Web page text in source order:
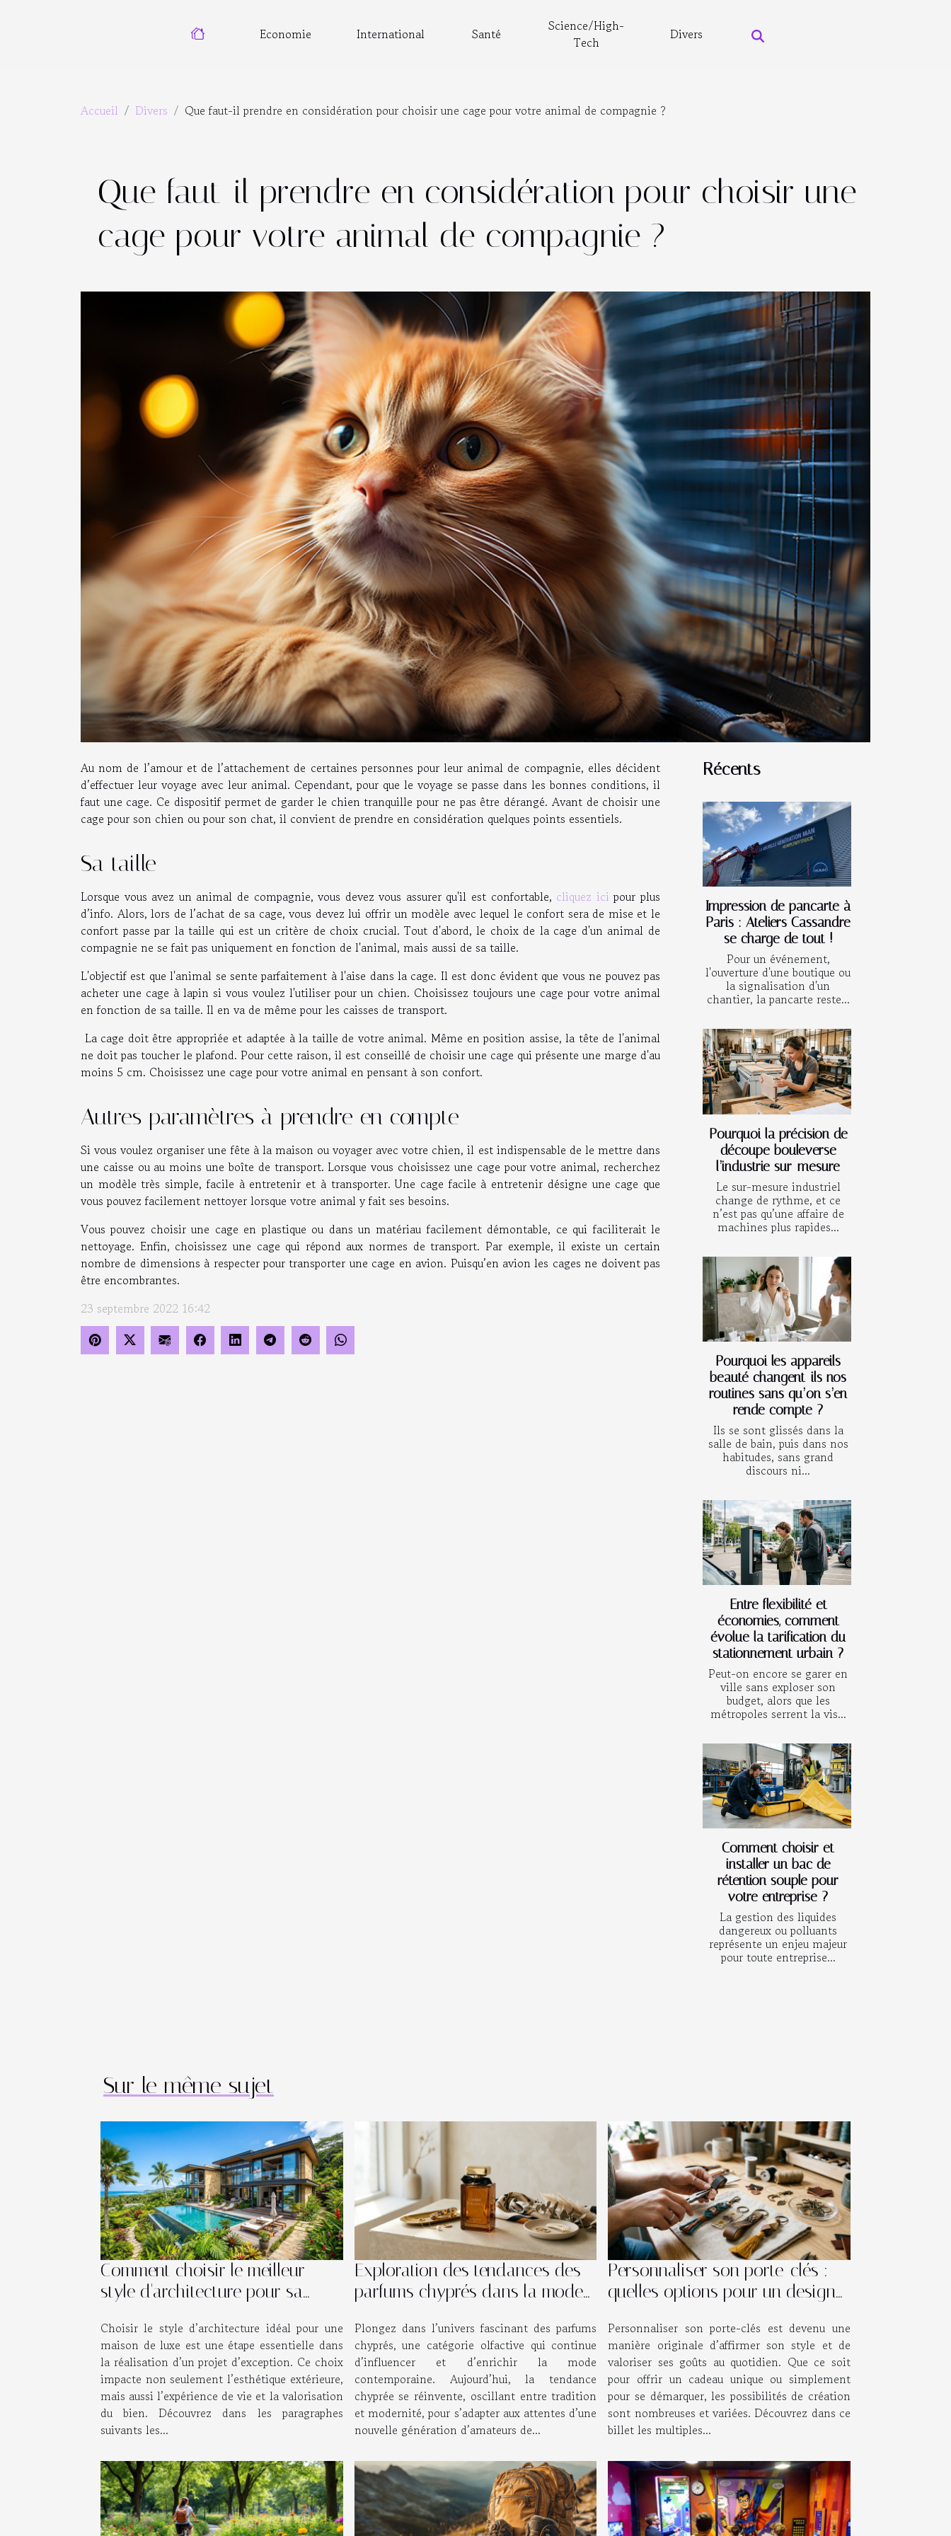
Economie International Santé
Science/High-
Tech
Divers
Accueil Divers Que faut-il prendre en considération pour choisir une cage pour votre animal de compagnie ?
Que faut-il prendre en considération pour choisir une
cage pour votre animal de compagnie ?
Au nom de l’amour et de l’attachement de certaines personnes pour leur animal de compagnie, elles décident
d’effectuer leur voyage avec leur animal. Cependant, pour que le voyage se passe dans les bonnes conditions, il
faut une cage. Ce dispositif permet de garder le chien tranquille pour ne pas être dérangé. Avant de choisir une
cage pour son chien ou pour son chat, il convient de prendre en considération quelques points essentiels.
Sa taille
Lorsque vous avez un animal de compagnie, vous devez vous assurer qu'il est confortable, cliquez ici pour plus
d’info. Alors, lors de l’achat de sa cage, vous devez lui offrir un modèle avec lequel le confort sera de mise et le
confort passe par la taille qui est un critère de choix crucial. Tout d'abord, le choix de la cage d'un animal de
compagnie ne se fait pas uniquement en fonction de l'animal, mais aussi de sa taille.
L'objectif est que l'animal se sente parfaitement à l'aise dans la cage. Il est donc évident que vous ne pouvez pas
acheter une cage à lapin si vous voulez l'utiliser pour un chien. Choisissez toujours une cage pour votre animal
en fonction de sa taille. Il en va de même pour les caisses de transport.
La cage doit être appropriée et adaptée à la taille de votre animal. Même en position assise, la tête de l'animal
ne doit pas toucher le plafond. Pour cette raison, il est conseillé de choisir une cage qui présente une marge d'au
moins 5 cm. Choisissez une cage pour votre animal en pensant à son confort.
Autres paramètres à prendre en compte
Si vous voulez organiser une fête à la maison ou voyager avec votre chien, il est indispensable de le mettre dans
une caisse ou au moins une boîte de transport. Lorsque vous choisissez une cage pour votre animal, recherchez
un modèle très simple, facile à entretenir et à transporter. Une cage facile à entretenir désigne une cage que
vous pouvez facilement nettoyer lorsque votre animal y fait ses besoins.
Vous pouvez choisir une cage en plastique ou dans un matériau facilement démontable, ce qui faciliterait le
nettoyage. Enfin, choisissez une cage qui répond aux normes de transport. Par exemple, il existe un certain
nombre de dimensions à respecter pour transporter une cage en avion. Puisqu’en avion les cages ne doivent pas
être encombrantes.
23 septembre 2022 16:42
Récents
Impression de pancarte à
Paris : Ateliers Cassandre
se charge de tout !
Pour un événement,
l'ouverture d'une boutique ou
la signalisation d'un
chantier, la pancarte reste...
Pourquoi la précision de
découpe bouleverse
l’industrie sur-mesure
Le sur-mesure industriel
change de rythme, et ce
n’est pas qu’une affaire de
machines plus rapides...
Pourquoi les appareils
beauté changent-ils nos
routines sans qu’on s’en
rende compte ?
Ils se sont glissés dans la
salle de bain, puis dans nos
habitudes, sans grand
discours ni...
Entre flexibilité et
économies, comment
évolue la tarification du
stationnement urbain ?
Peut-on encore se garer en
ville sans exploser son
budget, alors que les
métropoles serrent la vis...
Comment choisir et
installer un bac de
rétention souple pour
votre entreprise ?
La gestion des liquides
dangereux ou polluants
représente un enjeu majeur
pour toute entreprise...
Sur le même sujet
Comment choisir le meilleur
style d'architecture pour sa
Choisir le style d’architecture idéal pour une
maison de luxe est une étape essentielle dans
la réalisation d’un projet d’exception. Ce choix
impacte non seulement l’esthétique extérieure,
mais aussi l’expérience de vie et la valorisation
du bien. Découvrez dans les paragraphes
suivants les...
Exploration des tendances des
parfums chyprés dans la mode
Plongez dans l’univers fascinant des parfums
chyprés, une catégorie olfactive qui continue
d’influencer et d’enrichir la mode
contemporaine. Aujourd’hui, la tendance
chyprée se réinvente, oscillant entre tradition
et modernité, pour s’adapter aux attentes d’une
nouvelle génération d’amateurs de...
Personnaliser son porte-clés :
quelles options pour un design
Personnaliser son porte-clés est devenu une
manière originale d’affirmer son style et de
valoriser ses goûts au quotidien. Que ce soit
pour offrir un cadeau unique ou simplement
pour se démarquer, les possibilités de création
sont nombreuses et variées. Découvrez dans ce
billet les multiples...